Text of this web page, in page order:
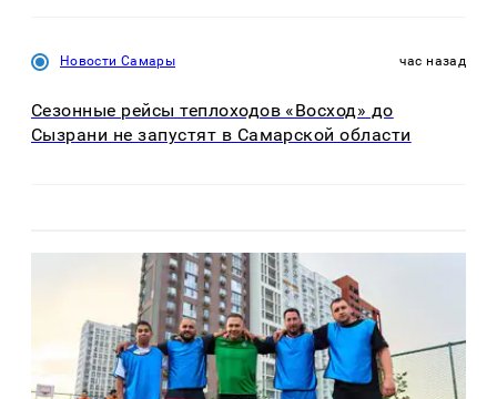
Новости Самары час назад
Сезонные рейсы теплоходов «Восход» до
Сызрани не запустят в Самарской области